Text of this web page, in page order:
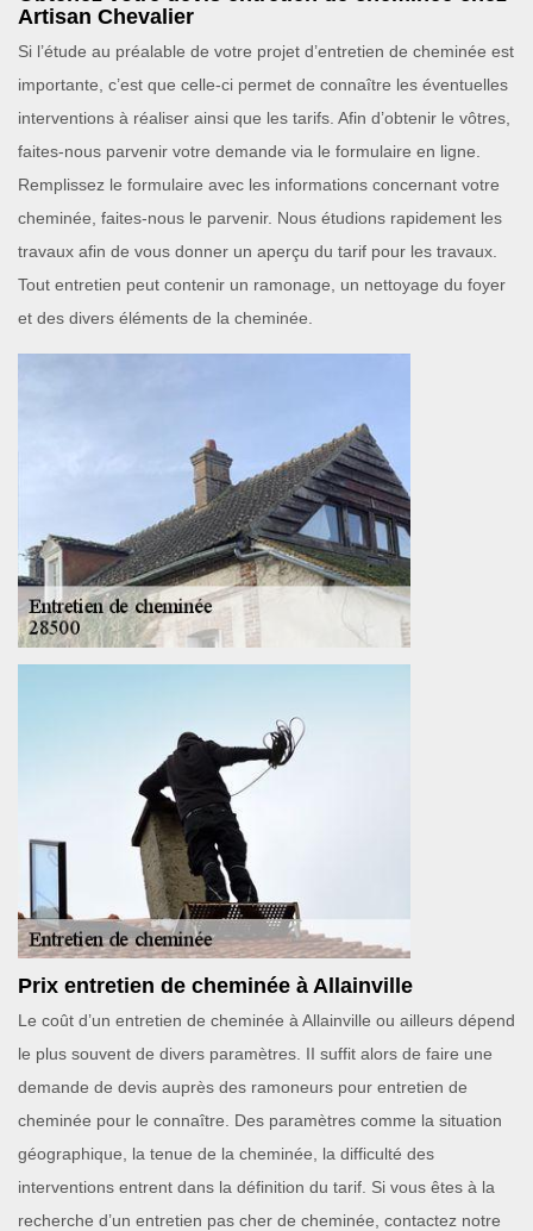
Artisan Chevalier
Si l’étude au préalable de votre projet d’entretien de cheminée est
importante, c’est que celle-ci permet de connaître les éventuelles
interventions à réaliser ainsi que les tarifs. Afin d’obtenir le vôtres,
faites-nous parvenir votre demande via le formulaire en ligne.
Remplissez le formulaire avec les informations concernant votre
cheminée, faites-nous le parvenir. Nous étudions rapidement les
travaux afin de vous donner un aperçu du tarif pour les travaux.
Tout entretien peut contenir un ramonage, un nettoyage du foyer
et des divers éléments de la cheminée.
Prix entretien de cheminée à Allainville
Le coût d’un entretien de cheminée à Allainville ou ailleurs dépend
le plus souvent de divers paramètres. II suffit alors de faire une
demande de devis auprès des ramoneurs pour entretien de
cheminée pour le connaître. Des paramètres comme la situation
géographique, la tenue de la cheminée, la difficulté des
interventions entrent dans la définition du tarif. Si vous êtes à la
recherche d’un entretien pas cher de cheminée, contactez notre